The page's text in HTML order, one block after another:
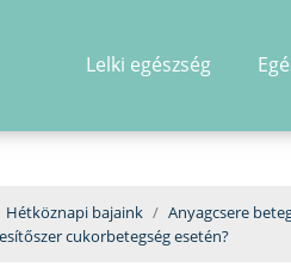
Lelki egészség
Hétköznapi bajaink
Anyagcsere
cukorbetegség esetén?